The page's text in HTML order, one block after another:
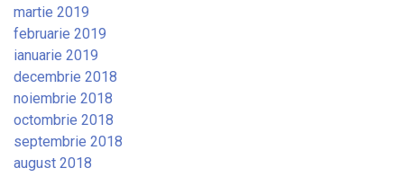
martie 2019
februarie 2019
ianuarie 2019
decembrie 2018
noiembrie 2018
octombrie 2018
septembrie 2018
august 2018